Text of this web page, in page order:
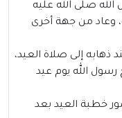
صلى الله عليه
وعاد من جهة أخرى
إلى صلاة العيد،
رسول الله يوم عيد
خطبة العيد بعد